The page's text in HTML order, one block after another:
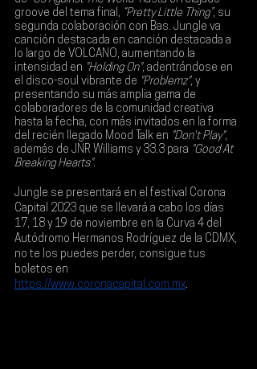
groove del tema final, “Pretty Little Thing”, su
segunda colaboración con Bas. Jungle va
canción destacada en canción destacada a
lo largo de VOLCANO, aumentando la
intensidad en "Holding On", adentrándose en
el disco-soul vibrante de "Problemz", y
presentando su más amplia gama de
colaboradores de la comunidad creativa
hasta la fecha, con más invitados en la forma
del recién llegado Mood Talk en "Don't Play",
además de JNR Williams y 33.3 para "Good At
Breaking Hearts".
Jungle se presentará en el festival Corona
Capital 2023 que se llevará a cabo los días
17, 18 y 19 de noviembre en la Curva 4 del
Autódromo Hermanos Rodríguez de la CDMX,
no te los puedes perder, consigue tus
boletos en
https://www.coronacapital.com.mx.